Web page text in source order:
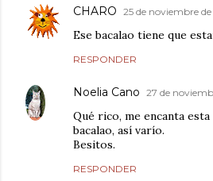
CHARO 25 de noviembre de
Ese bacalao tiene que
RESPONDER
Noelia Cano 27 de
Qué rico, me encanta
bacalao, así varío.
Besitos.
RESPONDER